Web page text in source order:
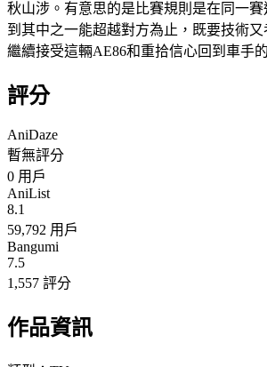
秋山涉。有意思的是比賽規則是在同一
到其中之一能超越對方為止，既要技術
繼續接受這輛AE86和重拾信心回到車手
評分
AniDaze
暫無評分
0 用戶
AniList
8.1
59,792 用戶
Bangumi
7.5
1,557 評分
作品資訊